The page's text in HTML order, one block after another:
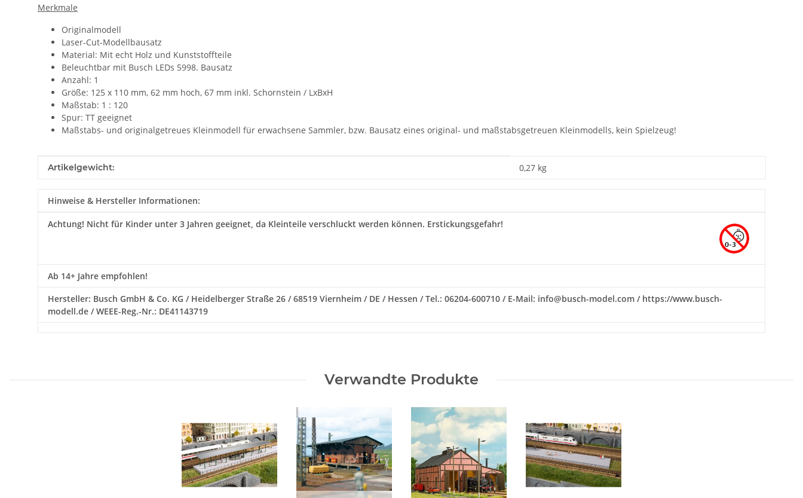
Merkmale
Originalmodell
Laser-Cut-Modellbausatz
Material: Mit echt Holz und Kunststoffteile
Beleuchtbar mit Busch LEDs 5998. Bausatz
Anzahl: 1
Größe: 125 x 110 mm, 62 mm hoch, 67 mm inkl. Schornstein / LxBxH
Maßstab: 1 : 120
Spur: TT geeignet
Maßstabs- und originalgetreues Kleinmodell für erwachsene Sammler, bzw. Bausatz eines original- und maßstabsgetreuen Kleinmodells, kein Spielzeug!
Produkteigenschaft
Wert
Artikelgewicht: 0,27 kg
Hinweise & Hersteller Informationen:
Achtung! Nicht für Kinder unter 3 Jahren geeignet, da Kleinteile verschluckt werden können. Erstickungsgefahr!
Ab 14+ Jahre empfohlen!
Hersteller: Busch GmbH & Co. KG / Heidelberger Straße 26 / 68519 Viernheim / DE / Hessen / Tel.: 06204-600710 / E-Mail: info@busch-model.com / https://www.busch-
modell.de / WEEE-Reg.-Nr.: DE41143719
Verwandte Produkte